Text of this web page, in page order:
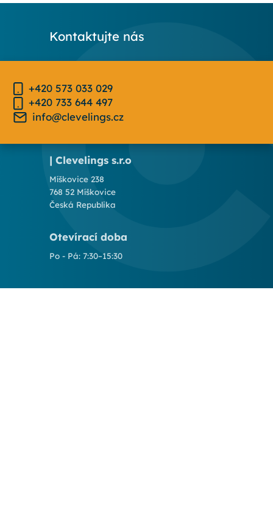
Kontaktujte nás
+420 573 033 029
+420 733 644 497
info@clevelings.cz
| Clevelings s.r.o
Míškovice 238
768 52 Míškovice
Česká Republika
Otevírací doba
Po - Pá: 7:30–15:30